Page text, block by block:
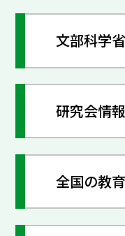
文部科学
研究会情報
全国の教